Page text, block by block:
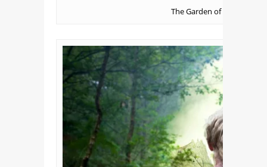
The Garden of Whispered